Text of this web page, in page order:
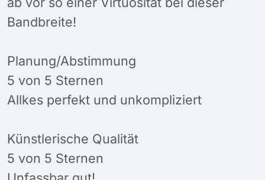
Bandbreite!
Planung/Abstimmung
5 von 5 Sternen
Allkes perfekt und unkompliziert
Künstlerische Qualität
5 von 5 Sternen